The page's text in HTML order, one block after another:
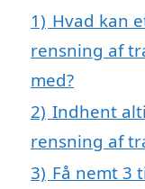
1) Hvad kan
rensning af
med?
2) Indhent
rensning af
3) Få nemt 3